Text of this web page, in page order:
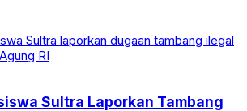
Sultra Laporkan Tambang